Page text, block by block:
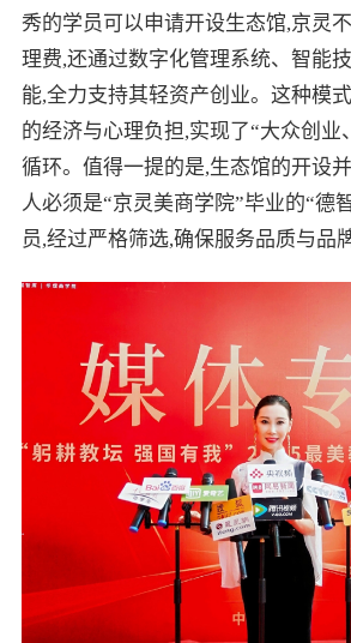
秀的学员可以申请开设生态馆,京灵
理费,还通过数字化管理系统、智能
能,全力支持其轻资产创业。这种模
的经济与心理负担,实现了“大众创业
循环。值得一提的是,生态馆的开设
人必须是“京灵美商学院”毕业的“德
员,经过严格筛选,确保服务品质与品